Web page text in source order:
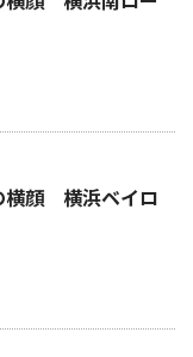
横顔 横浜ベイロ